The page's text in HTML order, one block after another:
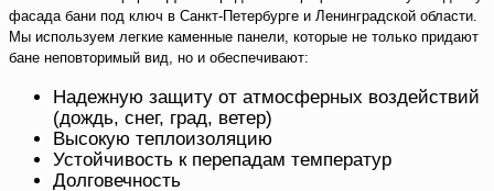
фасада бани под ключ в Санкт-Петербурге и Ленинградской области.
Мы используем легкие каменные панели, которые не только придают
бане неповторимый вид, но и обеспечивают:
Надежную защиту от атмосферных воздействий
(дождь, снег, град, ветер)
Высокую теплоизоляцию
Устойчивость к перепадам температур
Долговечность